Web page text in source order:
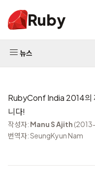
Ruby
뉴스
RubyConf India 2014의
니다!
작성자: Manu S Ajith
번역자: SeungKyun Nam